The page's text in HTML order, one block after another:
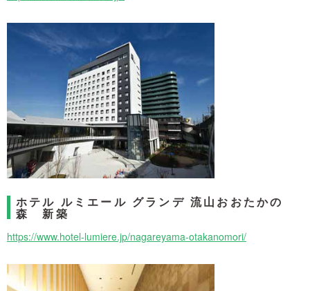
ホテル ルミエール グランデ 流山おおたかの
森 新築
https://www.hotel-lumiere.jp/nagareyama-otakanomori/